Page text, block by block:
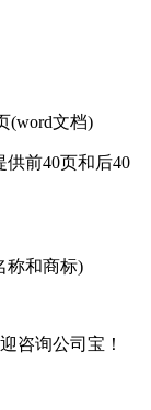
(word文档)
前40页和后40
称和商标)
咨询公司宝！